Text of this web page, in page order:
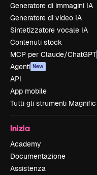
Generatore di immagini IA
Generatore di video IA
Sintetizzatore vocale IA
Contenuti stock
MCP per Claude/ChatGPT
Agenti New
API
App mobile
Tutti gli strumenti Magnific
Inizia
Academy
Documentazione
Assistenza